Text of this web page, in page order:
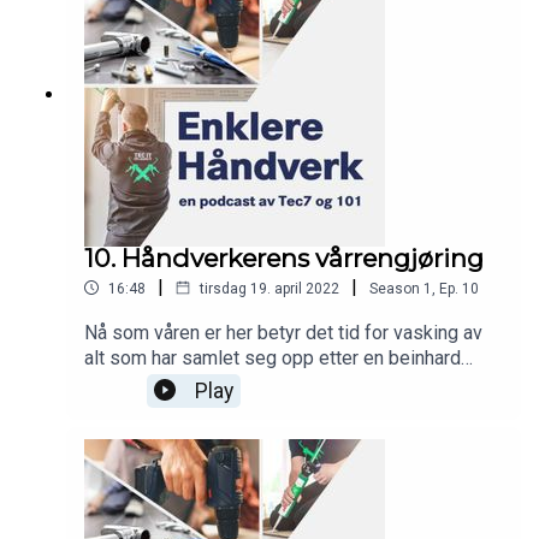
til en ubåt, og hvilke produkter som ville inngått i
et anbefalt marine-kit.Har du tatt deg vann over
hodet, er denne episoden en sårt ettertrengt
livbøye.
10. Håndverkerens vårrengjøring
16:48 | tirsdag 19. april 2022 | Season 1 , Ep. 10
Nå som våren er her betyr det tid for vasking av
alt som har samlet seg opp etter en beinhard
vinter. Gutta lærer bort når du skal bruke alkalisk
og når du skal bruke syrebasert
rengjøringsmiddel. Du får tips til ulike
vaskesituasjoner, fra motor full av sot og eksos,
til gressklipper full av grønske og båt som skal
vokses og poleres.Det blir dessuten både
Play